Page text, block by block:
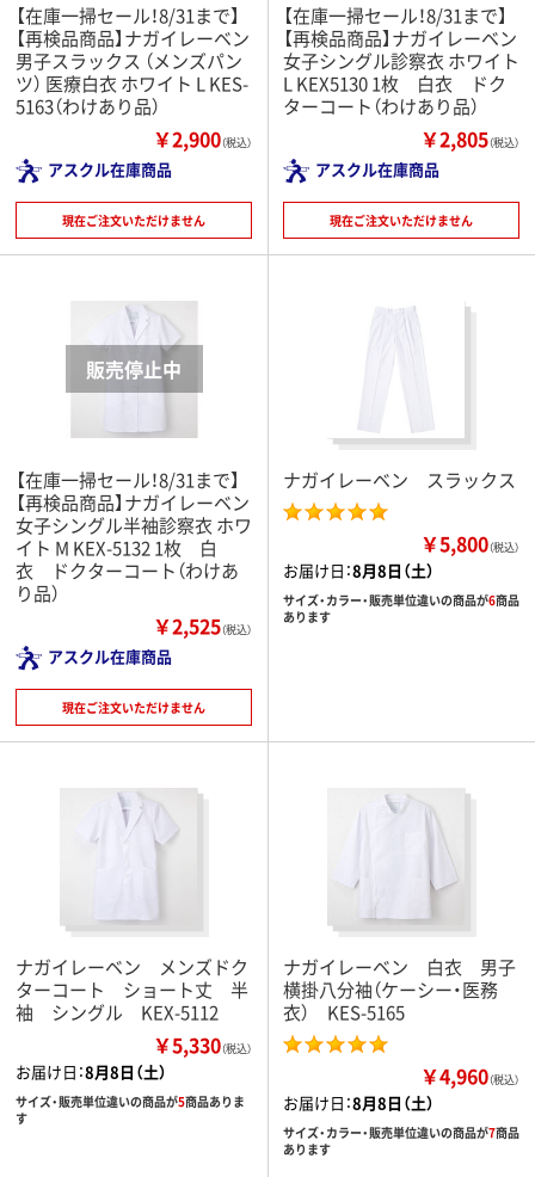
【在庫一掃セール！8/31まで】
【再検品商品】ナガイレーベン
男子スラックス （メンズパン
ツ） 医療白衣 ホワイト L KES-
5163（わけあり品）
￥2,900（税込）
アスクル在庫商品
現在ご注文いただけません
【在庫一掃セール！8/31まで】
【再検品商品】ナガイレーベン
女子シングル診察衣 ホワイト
L KEX5130 1枚 白衣 ドク
ターコート（わけあり品）
￥2,805（税込）
アスクル在庫商品
現在ご注文いただけません
【在庫一掃セール！8/31まで】
【再検品商品】ナガイレーベン
女子シングル半袖診察衣 ホワ
イト M KEX-5132 1枚 白
衣 ドクターコート（わけあ
り品）
￥2,525（税込）
アスクル在庫商品
現在ご注文いただけません
ナガイレーベン スラックス
￥5,800（税込）
お届け日：8月8日（土）
サイズ・カラー・販売単位違いの商品が6商品
あります
ナガイレーベン メンズドク
ターコート ショート丈 半
袖 シングル KEX-5112
￥5,330（税込）
お届け日：8月8日（土）
サイズ・販売単位違いの商品が5商品ありま
す
ナガイレーベン 白衣 男子
横掛八分袖（ケーシー・医務
衣） KES-5165
￥4,960（税込）
お届け日：8月8日（土）
サイズ・カラー・販売単位違いの商品が7商品
あります